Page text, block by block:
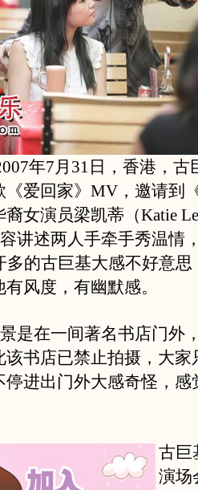
年7月31日，香港，古
《爱回家》MV，邀请到
女演员梁凯蒂（Katie
讲述两人手牵手秀温情
多的古巨基大感不好意
风度，有幽默感。
在一间著名书店门外
该书店已禁止拍摄，大家
停进出门外大感奇怪，感
古巨
演场